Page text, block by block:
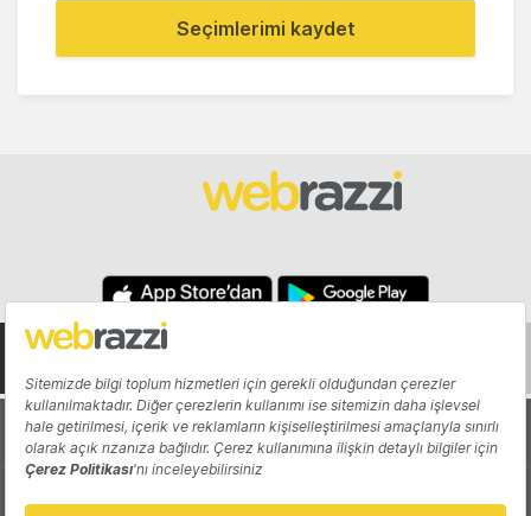
Seçimlerimi kaydet
Hakkında Yazarlar
Katkıda Bulun Reklam